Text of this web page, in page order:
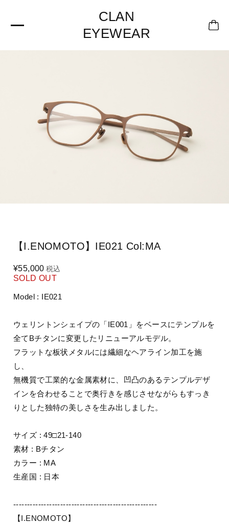
CLAN
EYEWEAR
【I.ENOMOTO】IE021 Col:MA
¥55,000 税込
SOLD OUT
Model : IE021
ウェリントンシェイプの「IE001」をベースにテンプルを
全てBチタンに変更したリニューアルモデル。
フラットな板状メタルには繊細なヘアライン加工を施
し、
無機質で工業的な金属素材に、凹凸のあるテンプルデザ
インを合わせることで奥行きを感じさせながらもすっき
りとした独特の美しさを生み出しました。
サイズ : 49□21-140
素材 : Bチタン
カラー : MA
生産国 : 日本
----------------------------------------------------
【I.ENOMOTO】